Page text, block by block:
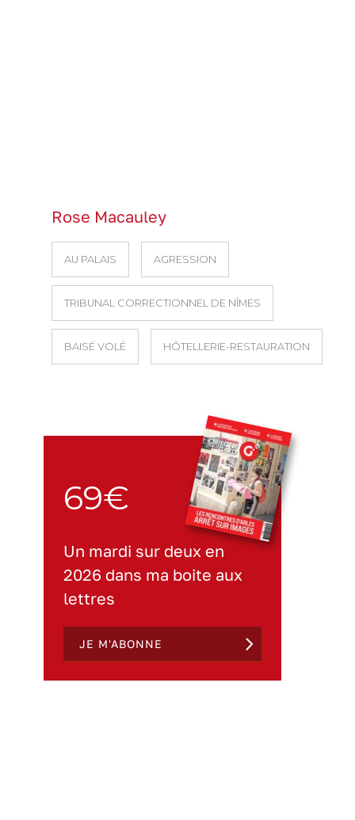
Rose Macauley
AU PALAIS AGRESSION
TRIBUNAL CORRECTIONNEL DE NÎMES
BAISÉ VOLÉ HÔTELLERIE-RESTAURATION
69€
Un mardi sur deux en
2026 dans ma boite aux
lettres
JE M'ABONNE